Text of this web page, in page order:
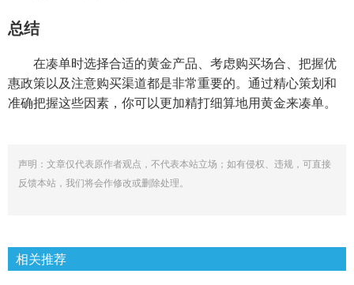
总结
在凑单时选择合适的黄金产品、考虑购买场合、把握优
惠政策以及注意购买渠道都是非常重要的。通过精心策划和
准确把握这些因素，你可以更加精打细算地用黄金来凑单。
声明：文章仅代表原作者观点，不代表本站立场；如有侵权、违规，可直接
反馈本站，我们将会作修改或删除处理。
相关推荐